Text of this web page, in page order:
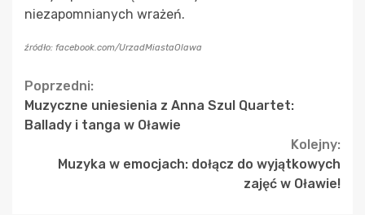
niezapomnianych wrażeń.
źródło: facebook.com/UrzadMiastaOlawa
Continue
Reading
Poprzedni:
Muzyczne uniesienia z Anna Szul Quartet:
Ballady i tanga w Oławie
Kolejny:
Muzyka w emocjach: dołącz do wyjątkowych
zajęć w Oławie!